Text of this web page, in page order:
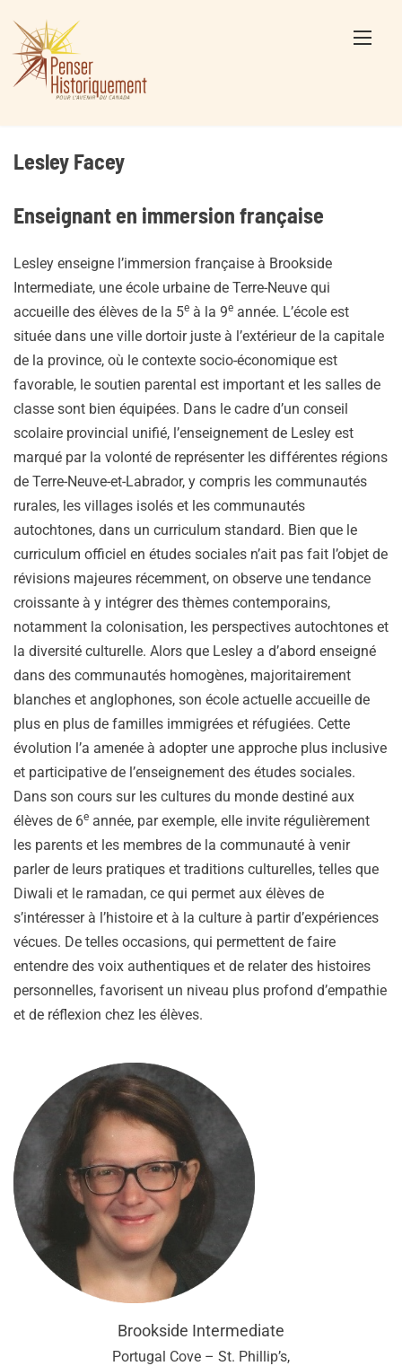
content
Lesley Facey
Enseignant en immersion française
Lesley enseigne l’immersion française à Brookside
Intermediate, une école urbaine de Terre-Neuve qui
accueille des élèves de la 5e à la 9e année. L’école est
située dans une ville dortoir juste à l’extérieur de la capitale
de la province, où le contexte socio-économique est
favorable, le soutien parental est important et les salles de
classe sont bien équipées. Dans le cadre d’un conseil
scolaire provincial unifié, l’enseignement de Lesley est
marqué par la volonté de représenter les différentes régions
de Terre-Neuve-et-Labrador, y compris les communautés
rurales, les villages isolés et les communautés
autochtones, dans un curriculum standard. Bien que le
curriculum officiel en études sociales n’ait pas fait l’objet de
révisions majeures récemment, on observe une tendance
croissante à y intégrer des thèmes contemporains,
notamment la colonisation, les perspectives autochtones et
la diversité culturelle. Alors que Lesley a d’abord enseigné
dans des communautés homogènes, majoritairement
blanches et anglophones, son école actuelle accueille de
plus en plus de familles immigrées et réfugiées. Cette
évolution l’a amenée à adopter une approche plus inclusive
et participative de l’enseignement des études sociales.
Dans son cours sur les cultures du monde destiné aux
élèves de 6e année, par exemple, elle invite régulièrement
les parents et les membres de la communauté à venir
parler de leurs pratiques et traditions culturelles, telles que
Diwali et le ramadan, ce qui permet aux élèves de
s’intéresser à l’histoire et à la culture à partir d’expériences
vécues. De telles occasions, qui permettent de faire
entendre des voix authentiques et de relater des histoires
personnelles, favorisent un niveau plus profond d’empathie
et de réflexion chez les élèves.
Brookside Intermediate
Portugal Cove – St. Phillip’s,